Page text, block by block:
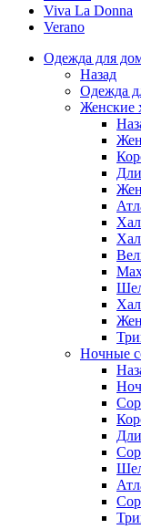
Viva La Donna
Verano
Одежда для
Назад
Одежда
Женские
Ночные